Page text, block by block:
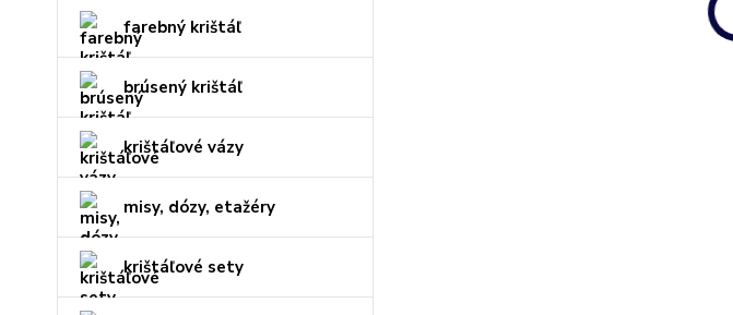
farebný krištáľ
brúsený krištáľ
krištáľové vázy
misy, dózy, etažéry
krištáľové sety